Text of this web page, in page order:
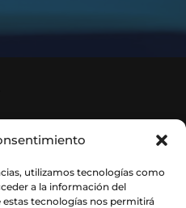
utilizamos tecnologías como
a la información del
tecnologías nos permitirá